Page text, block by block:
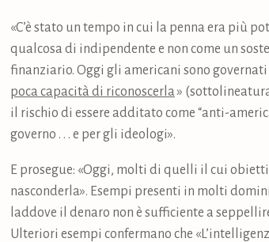
«C’è stato un tempo in cui la penna era più
qualcosa di indipendente e non come un
finanziario. Oggi gli americani sono
poca capacità di riconoscerla »
il rischio di essere additato come “anti-
governo . . . e per gli ideologi».
E prosegue: «Oggi, molti di quelli il cui
nasconderla». Esempi presenti in molti
laddove il denaro non è sufficiente a
Ulteriori esempi confermano che